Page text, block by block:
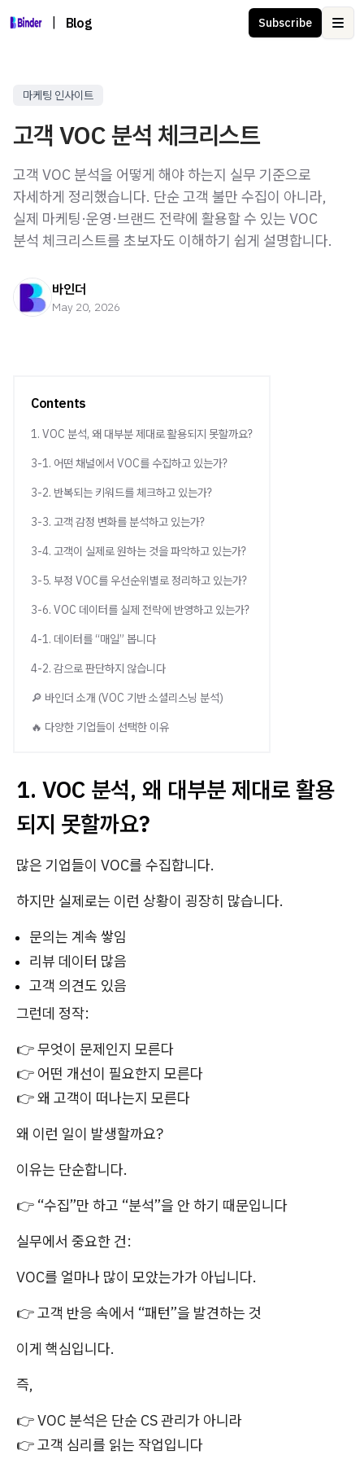
Blog Subscribe
마케팅 인사이트
고객 VOC 분석 체크리스트
고객 VOC 분석을 어떻게 해야 하는지 실무 기준으로
자세하게 정리했습니다. 단순 고객 불만 수집이 아니라,
실제 마케팅·운영·브랜드 전략에 활용할 수 있는 VOC
분석 체크리스트를 초보자도 이해하기 쉽게 설명합니다.
바인더
May 20, 2026
Contents
1. VOC 분석, 왜 대부분 제대로 활용되지 못할까요?
3-1. 어떤 채널에서 VOC를 수집하고 있는가?
3-2. 반복되는 키워드를 체크하고 있는가?
3-3. 고객 감정 변화를 분석하고 있는가?
3-4. 고객이 실제로 원하는 것을 파악하고 있는가?
3-5. 부정 VOC를 우선순위별로 정리하고 있는가?
3-6. VOC 데이터를 실제 전략에 반영하고 있는가?
4-1. 데이터를 “매일” 봅니다
4-2. 감으로 판단하지 않습니다
🔎 바인더 소개 (VOC 기반 소셜리스닝 분석)
🔥 다양한 기업들이 선택한 이유
1. VOC 분석, 왜 대부분 제대로 활용
되지 못할까요?
많은 기업들이 VOC를 수집합니다.
하지만 실제로는 이런 상황이 굉장히 많습니다.
문의는 계속 쌓임
리뷰 데이터 많음
고객 의견도 있음
그런데 정작:
👉 무엇이 문제인지 모른다
👉 어떤 개선이 필요한지 모른다
👉 왜 고객이 떠나는지 모른다
왜 이런 일이 발생할까요?
이유는 단순합니다.
👉 “수집”만 하고 “분석”을 안 하기 때문입니다
실무에서 중요한 건:
VOC를 얼마나 많이 모았는가가 아닙니다.
👉 고객 반응 속에서 “패턴”을 발견하는 것
이게 핵심입니다.
즉,
👉 VOC 분석은 단순 CS 관리가 아니라
👉 고객 심리를 읽는 작업입니다